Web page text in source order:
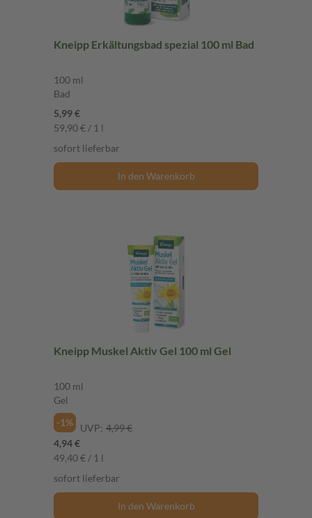
Kneipp Erkältungsbad spezial 100 ml Bad
100 ml
Bad
5,99 €
59,90 € / 1 l
sofort lieferbar
In den Warenkorb
Kneipp Muskel Aktiv Gel 100 ml Gel
100 ml
Gel
-1%
UVP: 4,99 €
4,94 €
49,40 € / 1 l
sofort lieferbar
In den Warenkorb